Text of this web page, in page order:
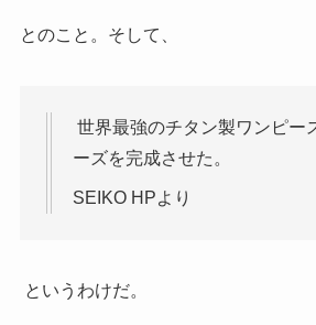
とのこと。そして、
世界最強のチタン製ワンピー
ーズを完成させた。
SEIKO HPより
というわけだ。